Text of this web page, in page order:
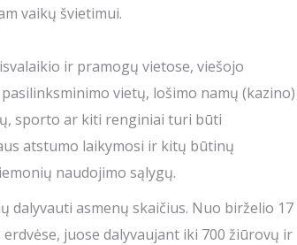
vaikų švietimui.
ir pramogų vietose, viešojo
vietų, lošimo namų (kazino)
sporto ar kiti renginiai turi būti
atstumo laikymosi ir kitų būtinų
naudojimo sąlygų.
dalyvauti asmenų skaičius. Nuo birželio 17
juose dalyvaujant iki 700 žiūrovų ir